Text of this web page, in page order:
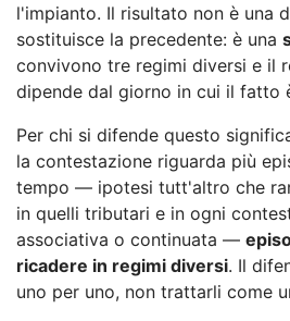
l'impianto. Il risultato non è una
sostituisce la precedente: è una
convivono tre regimi diversi e il
dipende dal giorno in cui il fatto
Per chi si difende questo
la contestazione riguarda più
tempo — ipotesi tutt'altro che
in quelli tributari e in ogni
associativa o continuata —
ricadere in regimi diversi. Il
uno per uno, non trattarli come